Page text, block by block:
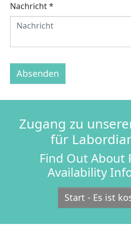
Nachricht*
Absenden
Zugang zu
für
Find Out About
Availability
Start - Es ist